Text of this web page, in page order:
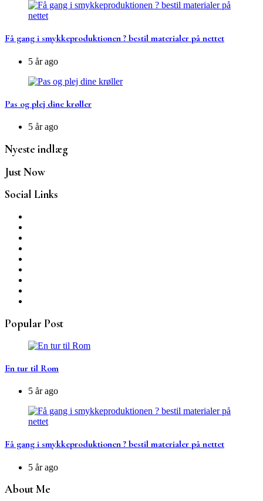
Få gang i smykkeproduktionen ? bestil materialer på nettet
5 år ago
Pas og plej dine krøller
5 år ago
Nyeste indlæg
Just Now
Social Links
Popular Post
En tur til Rom
5 år ago
Få gang i smykkeproduktionen ? bestil materialer på nettet
5 år ago
About Me